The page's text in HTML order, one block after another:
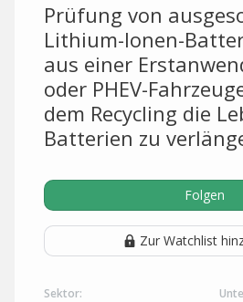
Prüfung von
Lithium-Ionen-
aus einer
oder PHEV-
dem Recycling die
Batterien zu
Folgen
Zur Watchlist
Sektor: